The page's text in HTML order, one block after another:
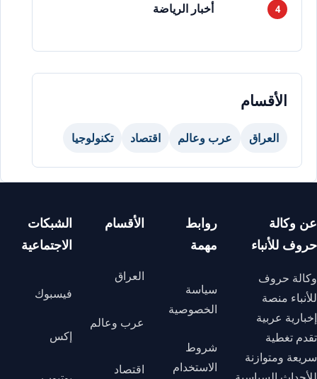
أخبار الرياضة
الأقسام
العراق عرب وعالم اقتصاد تكنولوجيا
عن وكالة
حروف للأنباء
وكالة حروف
للأنباء منصة
إخبارية عربية
تقدم تغطية
سريعة ومتوازنة
روابط
مهمة
سياسة
الخصوصية
شروط
الاستخدام
الأقسام
العراق
عرب وعالم
اقتصاد
الشبكات
الاجتماعية
فيسبوك
إكس